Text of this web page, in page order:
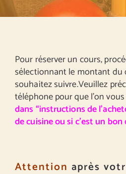
Pour réserver un cours,
sélectionnant le montant du
souhaitez suivre.Veuillez
téléphone pour que l’on
dans “instructions de
de cuisine ou si c’est un bon
Attention après